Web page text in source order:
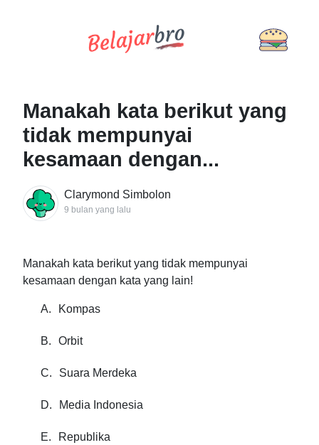
Manakah kata berikut yang
tidak mempunyai
kesamaan dengan...
Clarymond Simbolon
9 bulan yang lalu
Manakah kata berikut yang tidak mempunyai
kesamaan dengan kata yang lain!
A. Kompas
B. Orbit
C. Suara Merdeka
D. Media Indonesia
E. Republika